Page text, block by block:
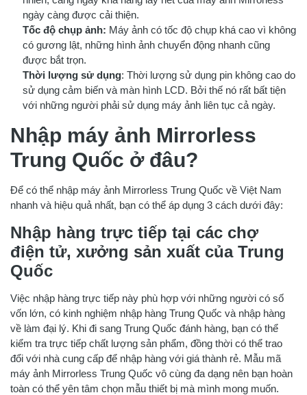
ngày càng được cải thiện.
Tốc độ chụp ảnh: Máy ảnh có tốc độ chụp khá cao vì không
có gương lật, những hình ảnh chuyển động nhanh cũng
được bắt trọn.
Thời lượng sử dụng: Thời lượng sử dụng pin không cao do
sử dụng cảm biến và màn hình LCD. Bởi thế nó rất bất tiện
với những người phải sử dụng máy ảnh liên tục cả ngày.
Nhập máy ảnh Mirrorless
Trung Quốc ở đâu?
Để có thể nhập máy ảnh Mirrorless Trung Quốc về Việt Nam
nhanh và hiệu quả nhất, bạn có thể áp dụng 3 cách dưới đây:
Nhập hàng trực tiếp tại các chợ
điện tử, xưởng sản xuất của Trung
Quốc
Việc nhập hàng trực tiếp này phù hợp với những người có số
vốn lớn, có kinh nghiệm nhập hàng Trung Quốc và nhập hàng
về làm đại lý. Khi đi sang Trung Quốc đánh hàng, bạn có thể
kiểm tra trực tiếp chất lượng sản phẩm, đồng thời có thể trao
đổi với nhà cung cấp để nhập hàng với giá thành rẻ. Mẫu mã
máy ảnh Mirrorless Trung Quốc vô cùng đa dạng nên bạn hoàn
toàn có thể yên tâm chọn mẫu thiết bị mà mình mong muốn.